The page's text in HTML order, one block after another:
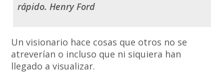
rápido. Henry Ford
Un visionario hace cosas que otros no se
atreverían o incluso que ni siquiera han
llegado a visualizar.